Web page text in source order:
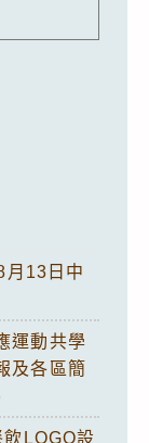
月13日中
運動共學
及各區簡
LOGO設